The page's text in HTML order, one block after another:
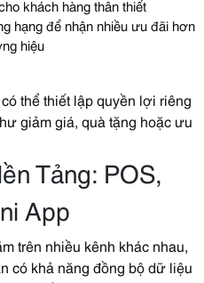
khách hàng thân thiết
hạng để nhận nhiều ưu đãi hơn
hiệu
thể thiết lập quyền lợi riêng
giảm giá, quà tặng hoặc ưu
Tảng: POS,
App
trên nhiều kênh khác nhau,
có khả năng đồng bộ dữ liệu